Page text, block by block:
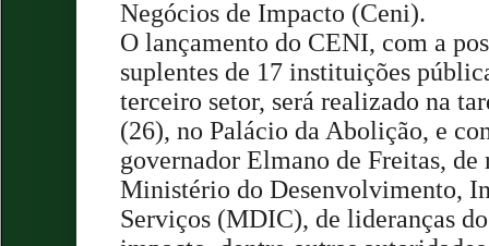
Negócios de Impacto (Ceni).
O lançamento do CENI, com a
suplentes de 17 instituições
terceiro setor, será realizado na
(26), no Palácio da Abolição, e
governador Elmano de Freitas, de
Ministério do Desenvolvimento,
Serviços (MDIC), de lideranças